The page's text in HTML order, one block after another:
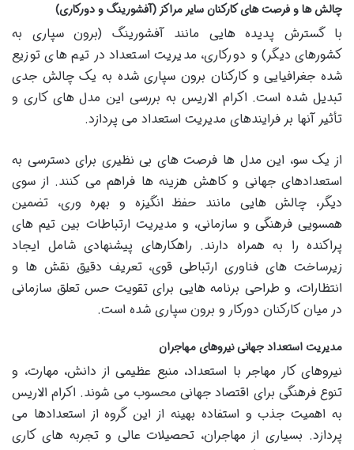
چالش ها و فرصت های کارکنان سایر مراکز (آفشورینگ و دورکاری)
با گسترش پدیده هایی مانند آفشورینگ (برون سپاری به
کشورهای دیگر) و دورکاری، مدیریت استعداد در تیم های توزیع
شده جغرافیایی و کارکنان برون سپاری شده به یک چالش جدی
تبدیل شده است. اکرام الاریس به بررسی این مدل های کاری و
تأثیر آنها بر فرایندهای مدیریت استعداد می پردازد.
از یک سو، این مدل ها فرصت های بی نظیری برای دسترسی به
استعدادهای جهانی و کاهش هزینه ها فراهم می کنند. از سوی
دیگر، چالش هایی مانند حفظ انگیزه و بهره وری، تضمین
همسویی فرهنگی و سازمانی، و مدیریت ارتباطات بین تیم های
پراکنده را به همراه دارند. راهکارهای پیشنهادی شامل ایجاد
زیرساخت های فناوری ارتباطی قوی، تعریف دقیق نقش ها و
انتظارات، و طراحی برنامه هایی برای تقویت حس تعلق سازمانی
در میان کارکنان دورکار و برون سپاری شده است.
مدیریت استعداد جهانی نیروهای مهاجران
نیروهای کار مهاجر با استعداد، منبع عظیمی از دانش، مهارت، و
تنوع فرهنگی برای اقتصاد جهانی محسوب می شوند. اکرام الاریس
به اهمیت جذب و استفاده بهینه از این گروه از استعدادها می
پردازد. بسیاری از مهاجران، تحصیلات عالی و تجربه های کاری